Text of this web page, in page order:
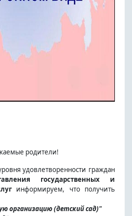
родители!
удовлетворенности граждан
государственных и
информируем, что получить
организацию (детский сад)"